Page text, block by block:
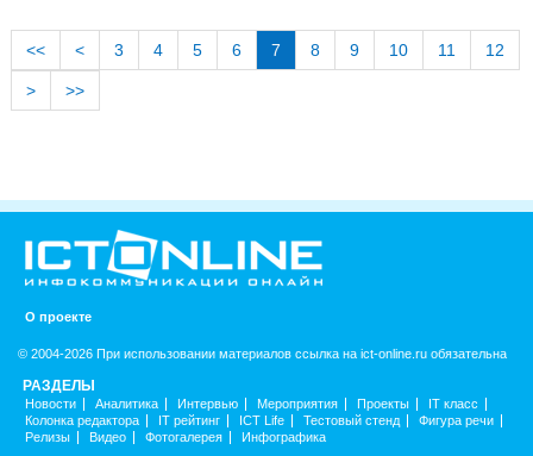
<< < 3 4 5 6 7 8 9 10 11 12
> >>
О проекте
© 2004-2026 При использовании материалов ссылка на ict-online.ru обязательна
РАЗДЕЛЫ
Новости Аналитика Интервью Мероприятия Проекты
IT класс
Колонка редактора
IT рейтинг ICT Life Тестовый стенд
Фигура речи
Релизы
Видео Фотогалерея Инфографика